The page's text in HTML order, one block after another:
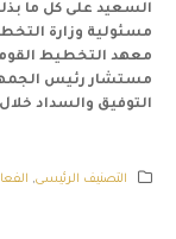
السعيد على كل ما
مسئولية وزارة
معهد التخطيط
مستشار رئيس
التوفيق والسداد خلال
التصنيف الرئيسى,